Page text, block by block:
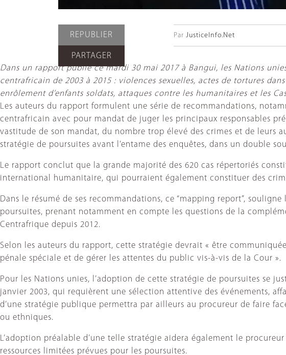
REPUBLIER
PARTAGER
Par JusticeInfo.Net
Dans un rapport publié ce mardi 30 mai 2017 à Bangui, les Nations
centrafricain de 2003 à 2015 : violences sexuelles, actes de tortures
enrôlement d’enfants soldats, attaques contre les humanitaires et les
Les auteurs du rapport formulent une série de recommandations,
centrafricain avec pour mandat de juger les principaux responsables
vastitude de son mandat, du nombre trop élevé des crimes et de leurs
stratégie de poursuites avant l’entame des enquêtes, dans un double
Le rapport conclut que la grande majorité des 620 cas répertoriés
international humanitaire, qui pourraient également constituer des
Dans le résumé de ses recommandations, ce “mapping report”,
poursuites, prenant notamment en compte les questions de la
Centrafrique depuis 2012.
Selon les auteurs du rapport, cette stratégie devrait « être
pénale spéciale et de gérer les attentes du public vis-à-vis de la Cour ».
Pour les Nations unies, l’adoption de cette stratégie de poursuites se
janvier 2003, qui requièrent une sélection attentive des événements,
d’une stratégie publique permettra par ailleurs au procureur de faire
ou ethniques.
L’adoption préalable d’une telle stratégie aidera également le
ressources limitées prévues pour les poursuites.